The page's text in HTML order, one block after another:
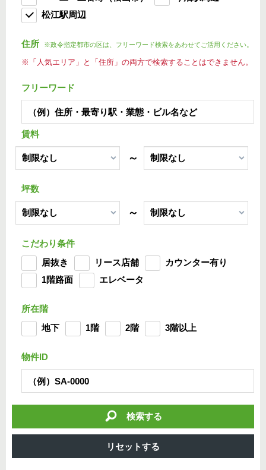
松江駅周辺
住所 ※政令指定都市の区は、フリーワード検索をあわせてご活用ください。
※「人気エリア」と「住所」の両方で検索することはできません。
フリーワード
賃料
～
坪数
～
こだわり条件
居抜き
リース店舗
カウンター有り
1階路面
エレベータ
所在階
地下
1階 2階 3階以上
物件ID
検索する